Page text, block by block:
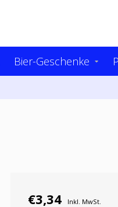
Bier-Geschenke
€3,34 Inkl. MwSt.